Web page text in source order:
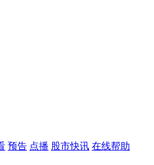
预告 点播 股市快讯 在线帮助